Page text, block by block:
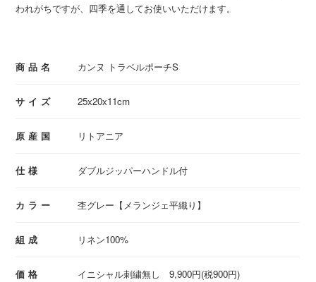
われがちですが、四季を通してお使いいただけます。
商品名 カンヌ トラベルポーチS
サイズ 25x20x11cm
原産国 リトアニア
仕様 ダブルジッパーハンドル付
カラー 杢グレー【メランジェ平織り】
組成 リネン100%
価格
イニシャル刺繍無し 9,900円(税900円)